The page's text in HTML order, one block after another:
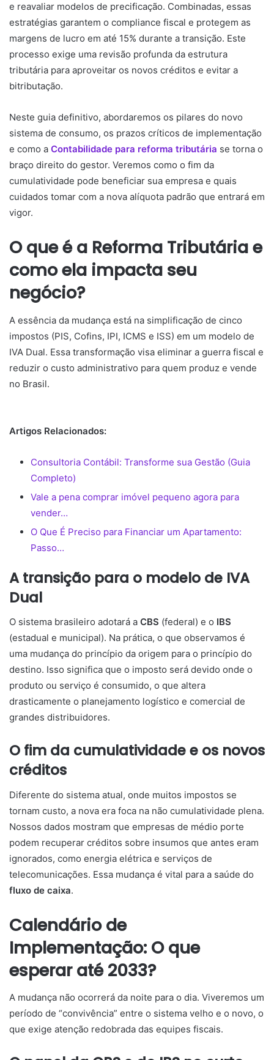
e reavaliar modelos de precificação. Combinadas, essas
estratégias garantem o compliance fiscal e protegem as
margens de lucro em até 15% durante a transição. Este
processo exige uma revisão profunda da estrutura
tributária para aproveitar os novos créditos e evitar a
bitributação.
Neste guia definitivo, abordaremos os pilares do novo
sistema de consumo, os prazos críticos de implementação
e como a Contabilidade para reforma tributária se torna o
braço direito do gestor. Veremos como o fim da
cumulatividade pode beneficiar sua empresa e quais
cuidados tomar com a nova alíquota padrão que entrará em
vigor.
O que é a Reforma Tributária e
como ela impacta seu
negócio?
A essência da mudança está na simplificação de cinco
impostos (PIS, Cofins, IPI, ICMS e ISS) em um modelo de
IVA Dual. Essa transformação visa eliminar a guerra fiscal e
reduzir o custo administrativo para quem produz e vende
no Brasil.
Artigos Relacionados:
Consultoria Contábil: Transforme sua Gestão (Guia
Completo)
Vale a pena comprar imóvel pequeno agora para
vender…
O Que É Preciso para Financiar um Apartamento:
Passo…
A transição para o modelo de IVA
Dual
O sistema brasileiro adotará a CBS (federal) e o IBS
(estadual e municipal). Na prática, o que observamos é
uma mudança do princípio da origem para o princípio do
destino. Isso significa que o imposto será devido onde o
produto ou serviço é consumido, o que altera
drasticamente o planejamento logístico e comercial de
grandes distribuidores.
O fim da cumulatividade e os novos
créditos
Diferente do sistema atual, onde muitos impostos se
tornam custo, a nova era foca na não cumulatividade plena.
Nossos dados mostram que empresas de médio porte
podem recuperar créditos sobre insumos que antes eram
ignorados, como energia elétrica e serviços de
telecomunicações. Essa mudança é vital para a saúde do
fluxo de caixa.
Calendário de
Implementação: O que
esperar até 2033?
A mudança não ocorrerá da noite para o dia. Viveremos um
período de “convivência” entre o sistema velho e o novo, o
que exige atenção redobrada das equipes fiscais.